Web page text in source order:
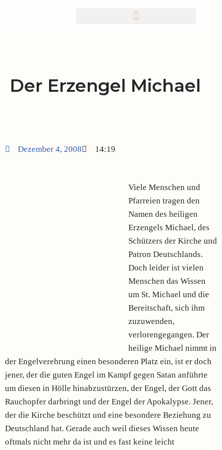
Der Erzengel Michael
Dezember 4, 2008 14:19
Viele Menschen und
Pfarreien tragen den
Namen des heiligen
Erzengels Michael, des
Schützers der Kirche und
Patron Deutschlands.
Doch leider ist vielen
Menschen das Wissen
um St. Michael und die
Bereitschaft, sich ihm
zuzuwenden,
verlorengegangen. Der
heilige Michael nimmt in
der Engelverehrung einen besonderen Platz ein, ist er doch
jener, der die guten Engel im Kampf gegen Satan anführte
um diesen in Hölle hinabzustürzen, der Engel, der Gott das
Rauchopfer darbringt und der Engel der Apokalypse. Jener,
der die Kirche beschützt und eine besondere Beziehung zu
Deutschland hat. Gerade auch weil dieses Wissen heute
oftmals nicht mehr da ist und es fast keine leicht